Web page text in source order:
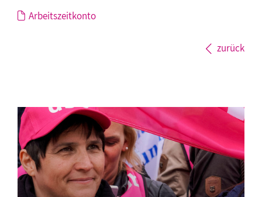
Arbeitszeitkonto
zurück